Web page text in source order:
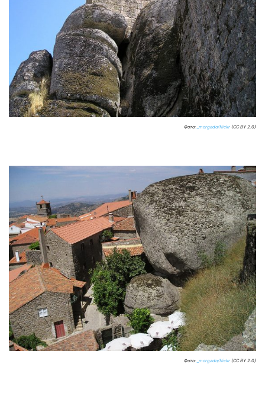
Фото: _morgado/flickr (CC BY 2.0)
Фото: _morgado/flickr (CC BY 2.0)